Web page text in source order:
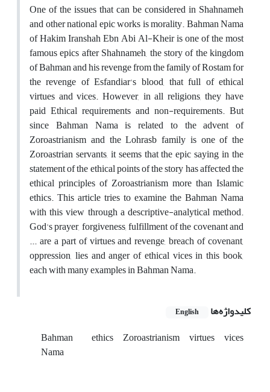
One of the issues that can be considered in Shahnameh
and other national epic works is morality. Bahman Nama
of Hakim Iranshah Ebn Abi Al-Kheir is one of the most
famous epics after Shahnameh, the story of the kingdom
of Bahman and his revenge from the family of Rostam for
the revenge of Esfandiar's blood, that full of ethical
virtues and vices. However, in all religions, they have
paid Ethical requirements and non-requirements. But
since Bahman Nama is related to the advent of
Zoroastrianism and the Lohrasb family is one of the
Zoroastrian servants, it seems that the epic saying in the
statement of the ethical points of the story has affected the
ethical principles of Zoroastrianism more than Islamic
ethics. This article tries to examine the Bahman Nama
with this view through a descriptive-analytical method.
God's prayer, forgiveness, fulfillment of the covenant and
... are a part of virtues and revenge, breach of covenant,
oppression, lies and anger of ethical vices in this book,
each with many examples in Bahman Nama.
کلیدواژه‌ها English
Bahman
Nama
ethics Zoroastrianism virtues vices